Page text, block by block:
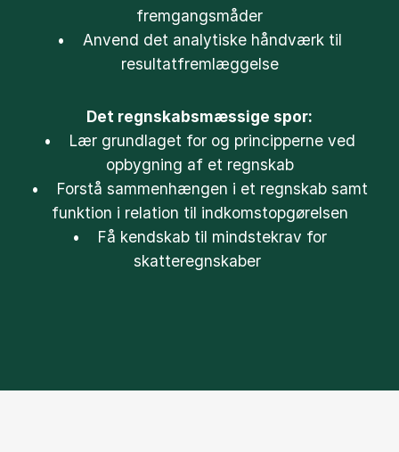
fremgangsmåder
• Anvend det analytiske håndværk til
resultatfremlæggelse
Det regnskabsmæssige spor:
• Lær grundlaget for og principperne ved
opbygning af et regnskab
• Forstå sammenhængen i et regnskab samt
funktion i relation til indkomstopgørelsen
• Få kendskab til mindstekrav for
skatteregnskaber